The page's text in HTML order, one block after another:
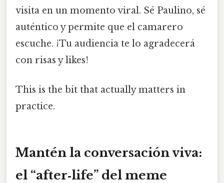
visita en un momento viral. Sé Paulino, sé
auténtico y permite que el camarero
escuche. ¡Tu audiencia te lo agradecerá
con risas y likes!
This is the bit that actually matters in
practice.
Mantén la conversación viva:
el “after‑life” del meme